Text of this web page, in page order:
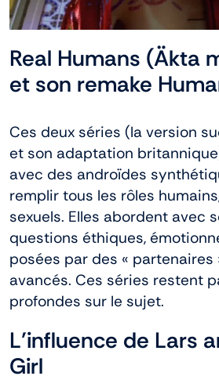
Real Humans (Äkta
et son remake
Ces deux séries (la version
et son adaptation
avec des androïdes
remplir tous les rôles
sexuels. Elles abordent avec
questions éthiques,
posées par des «
avancés. Ces séries restent
profondes sur le sujet.
L’influence de Lars
Girl